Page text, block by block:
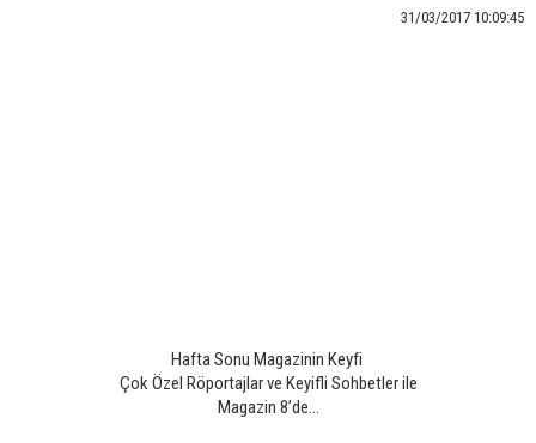
31/03/2017 10:09:45
Hafta Sonu Magazinin Keyfi
Çok Özel Röportajlar ve Keyifli Sohbetler ile
Magazin 8’de...